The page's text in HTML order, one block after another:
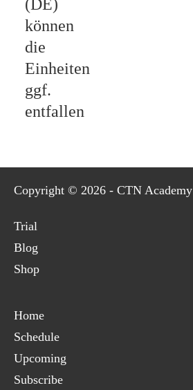
(DE)
können
die
Einheiten
ggf.
entfallen
Copyright © 2026 - CTN Academy
Trial
Blog
Shop
Home
Schedule
Upcoming
Subscribe